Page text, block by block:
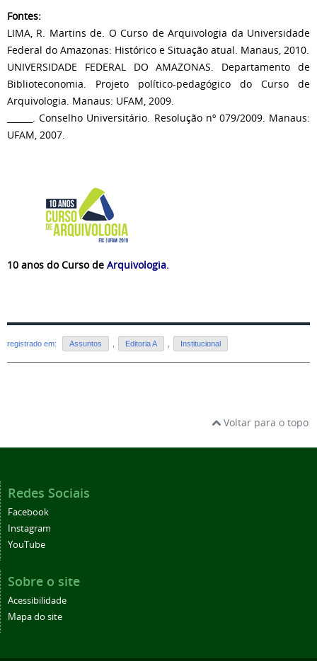
Fontes:
LIMA, R. Martins de. O Curso de Arquivologia da Universidade
Federal do Amazonas: Histórico e Situação atual. Manaus, 2010.
UNIVERSIDADE FEDERAL DO AMAZONAS. Departamento de
Biblioteconomia. Projeto político-pedagógico do Curso de
Arquivologia. Manaus: UFAM, 2009.
______. Conselho Universitário. Resolução nº 079/2009. Manaus:
UFAM, 2007.
10 anos do Curso de Arquivologia.
registrado em: Assuntos Editoria A Institucional
Voltar para o topo
Redes Sociais
Facebook
Instagram
YouTube
Sobre o site
Acessibilidade
Mapa do site